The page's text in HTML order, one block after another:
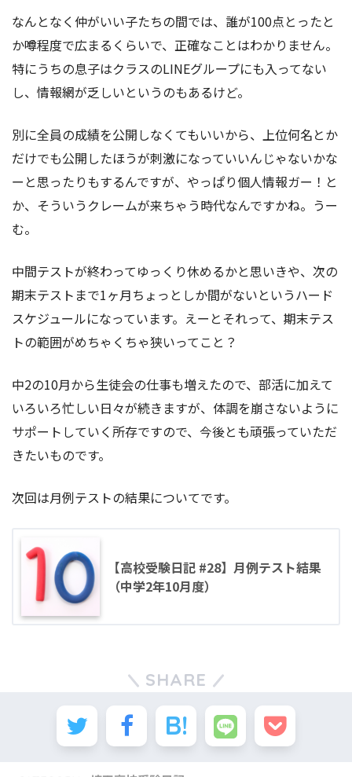
なんとなく仲がいい子たちの間では、誰が100点とったと
か噂程度で広まるくらいで、正確なことはわかりません。
特にうちの息子はクラスのLINEグループにも入ってない
し、情報網が乏しいというのもあるけど。
別に全員の成績を公開しなくてもいいから、上位何名とか
だけでも公開したほうが刺激になっていいんじゃないかな
ーと思ったりもするんですが、やっぱり個人情報ガー！と
か、そういうクレームが来ちゃう時代なんですかね。うー
む。
中間テストが終わってゆっくり休めるかと思いきや、次の
期末テストまで1ヶ月ちょっとしか間がないというハード
スケジュールになっています。えーとそれって、期末テス
トの範囲がめちゃくちゃ狭いってこと？
中2の10月から生徒会の仕事も増えたので、部活に加えて
いろいろ忙しい日々が続きますが、体調を崩さないように
サポートしていく所存ですので、今後とも頑張っていただ
きたいものです。
次回は月例テストの結果についてです。
【高校受験日記 #28】月例テスト結果
（中学2年10月度）
SHARE